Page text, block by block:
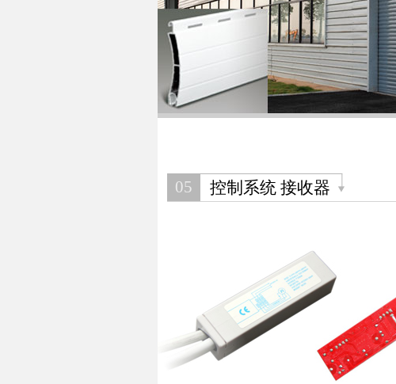
05 控制系统 接收器